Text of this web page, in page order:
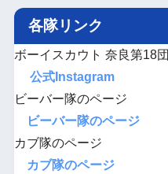
各隊リンク
ボーイスカウト 奈良第18団
公式Instagram
ビーバー隊のページ
ビーバー隊のページ
カブ隊のページ
カブ隊のページ